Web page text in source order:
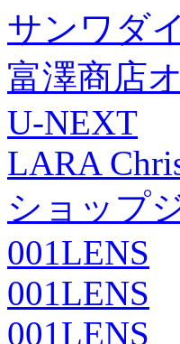
サンワダ
富澤商店
U-NEXT
LARA
ショップ
001LENS
001LENS
001LENS